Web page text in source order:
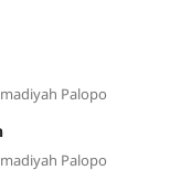
Palopo
Palopo